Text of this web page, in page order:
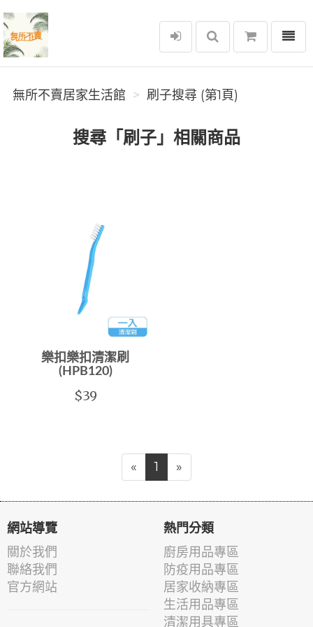
無所不賣居家生活館
選單
無所不賣居家生活館 刷子搜尋 (第1頁)
搜尋「刷子」相關商品
樂扣樂扣清潔刷
(HPB120)
$39
« 1 »
網站導覽
關於我們
聯絡我們
官方網站
熱門分類
廚房用品專區
防疫用品專區
居家收納專區
生活用品專區
清潔用具專區